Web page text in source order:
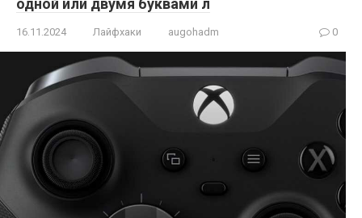
16.11.2024 Лайфхаки augohadm 0